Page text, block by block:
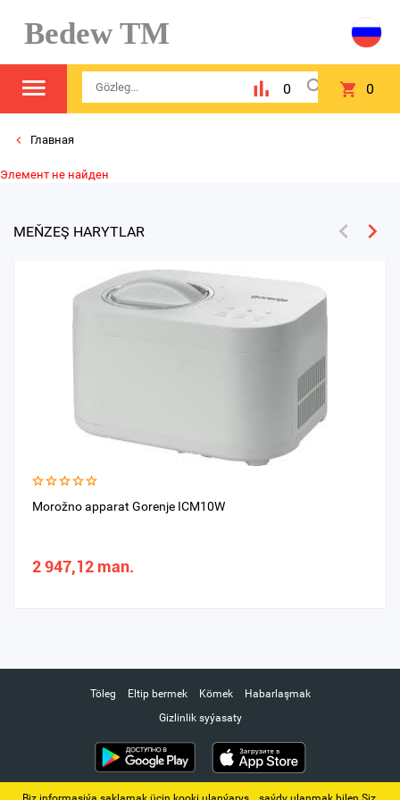
Bedew TM
0 0
Главная
Элемент не найден
MEŇZEŞ HARYTLAR
Morožno apparat Gorenje ICM10W
2 947,12 man.
Töleg Eltip bermek Kömek
Habarlaşmak
Gizlinlik syýasaty